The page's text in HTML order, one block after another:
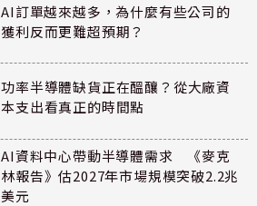
AI訂單越來越多，為什麼有些公司的
獲利反而更難超預期？
功率半導體缺貨正在醞釀？從大廠資
本支出看真正的時間點
AI資料中心帶動半導體需求 《麥克
林報告》估2027年市場規模突破2.2兆
美元